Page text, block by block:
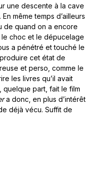
une descente à la cave
même temps d’ailleurs
de quand on a encore
le choc et le dépucelage
a pénétré et touché le
cet état de
et perso, comme le
les livres qu’il avait
quelque part, fait le film
a donc, en plus d’intérêt
déjà vécu. Suffit de